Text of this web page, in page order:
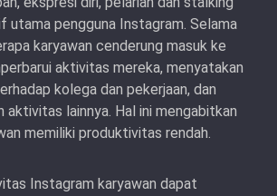
utama pengguna Instagram. Selama
karyawan cenderung masuk ke
aktivitas mereka, menyatakan
kolega dan pekerjaan, dan
lainnya. Hal ini mengabitkan
memiliki produktivitas rendah.
Instagram karyawan dapat